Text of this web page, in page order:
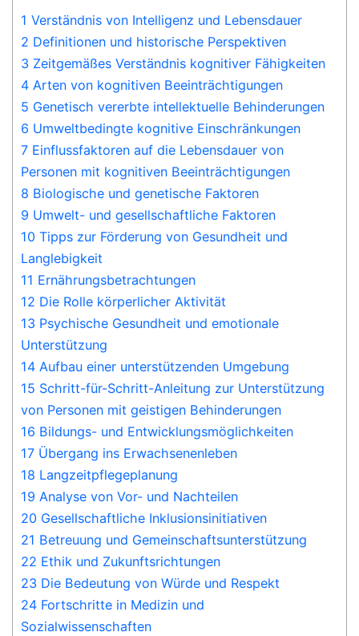
1 Verständnis von Intelligenz und Lebensdauer
2 Definitionen und historische Perspektiven
3 Zeitgemäßes Verständnis kognitiver Fähigkeiten
4 Arten von kognitiven Beeinträchtigungen
5 Genetisch vererbte intellektuelle Behinderungen
6 Umweltbedingte kognitive Einschränkungen
7 Einflussfaktoren auf die Lebensdauer von
Personen mit kognitiven Beeinträchtigungen
8 Biologische und genetische Faktoren
9 Umwelt- und gesellschaftliche Faktoren
10 Tipps zur Förderung von Gesundheit und
Langlebigkeit
11 Ernährungsbetrachtungen
12 Die Rolle körperlicher Aktivität
13 Psychische Gesundheit und emotionale
Unterstützung
14 Aufbau einer unterstützenden Umgebung
15 Schritt-für-Schritt-Anleitung zur Unterstützung
von Personen mit geistigen Behinderungen
16 Bildungs- und Entwicklungsmöglichkeiten
17 Übergang ins Erwachsenenleben
18 Langzeitpflegeplanung
19 Analyse von Vor- und Nachteilen
20 Gesellschaftliche Inklusionsinitiativen
21 Betreuung und Gemeinschaftsunterstützung
22 Ethik und Zukunftsrichtungen
23 Die Bedeutung von Würde und Respekt
24 Fortschritte in Medizin und
Sozialwissenschaften